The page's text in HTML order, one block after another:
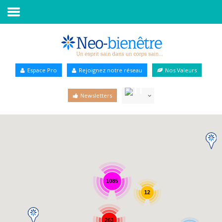
Annuaire Bien-être
Espace Pro Rejoignez notre réseau Nos Valeurs
Newsletters
1085
263
12